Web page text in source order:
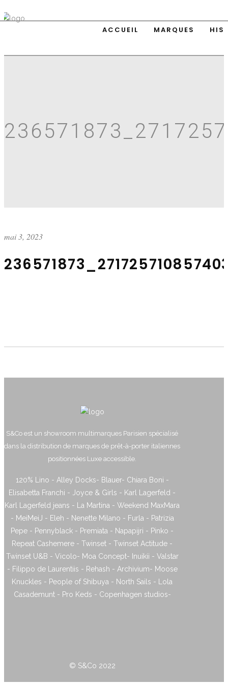
ACCUEIL MARQUES
mai 3, 2023
S&Co est un showroom multimarques Parisien spécialisé
dans la distribution de marques de prêt-à-porter italiennes
positionnées Luxe accessible.
120% Lino - Alley Docks- Blauer- Chiara Boni -
Elisabetta Franchi - Joyce & Girls - Karl Lagerfeld -
Karl Lagerfeld jeans - La Martina - Weekend MaxMara
- MeiMeiJ - Eleh - Nenette Milano - Furla - Patrizia
Pepe - Pennyblack - Premiata - Napapijri - Pinko -
Repeat Cashemere - Twinset - Twinset Actitude -
Twinset U&B - Vicolo- Moa Concept- Inuikii - Valstar
- Filippo de Laurentiis - Rehash - Archivium- Moose
Knuckles - People of Shibuya - North Sails - Lola
Casademunt - Pro Keds - Copenhagen studios-
© S&Co 2022